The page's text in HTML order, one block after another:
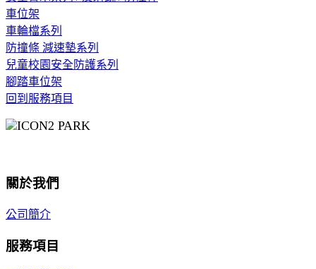
車位架
車輪檔系列
防撞條 減速墊系列
兒童校園安全防護系列
腳踏車位架
回到服務項目
關於我們
公司簡介
服務項目